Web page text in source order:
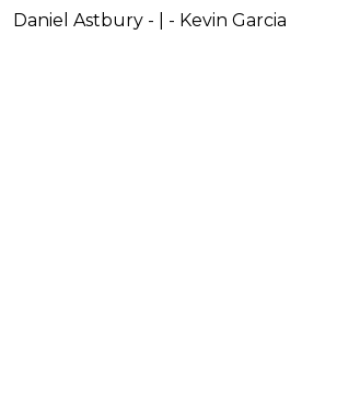
Daniel Astbury - | - Kevin Garcia